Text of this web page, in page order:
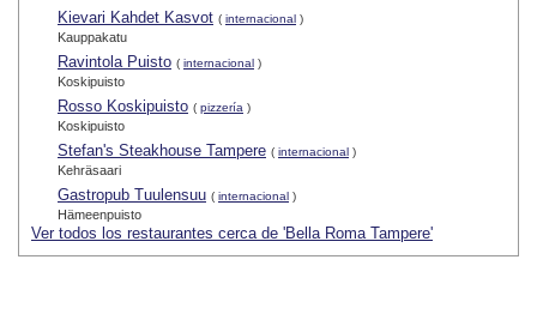
Kievari Kahdet Kasvot ( internacional )
Kauppakatu
Ravintola Puisto ( internacional )
Koskipuisto
Rosso Koskipuisto ( pizzería )
Koskipuisto
Stefan's Steakhouse Tampere ( internacional )
Kehräsaari
Gastropub Tuulensuu ( internacional )
Hämeenpuisto
Ver todos los restaurantes cerca de 'Bella Roma Tampere'